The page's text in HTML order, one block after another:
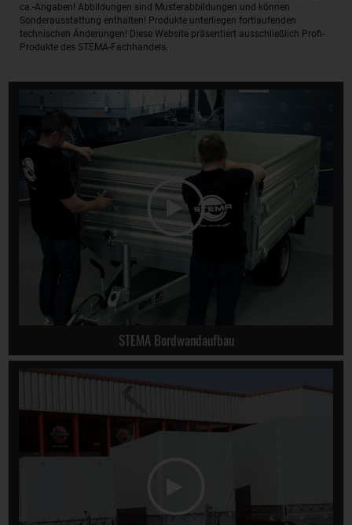
ca.-Angaben! Abbildungen sind Musterabbildungen und können
Sonderausstattung enthalten! Produkte unterliegen fortlaufenden
technischen Änderungen! Diese Website präsentiert ausschließlich Profi-
Produkte des STEMA-Fachhandels.
STEMA Bordwandaufbau